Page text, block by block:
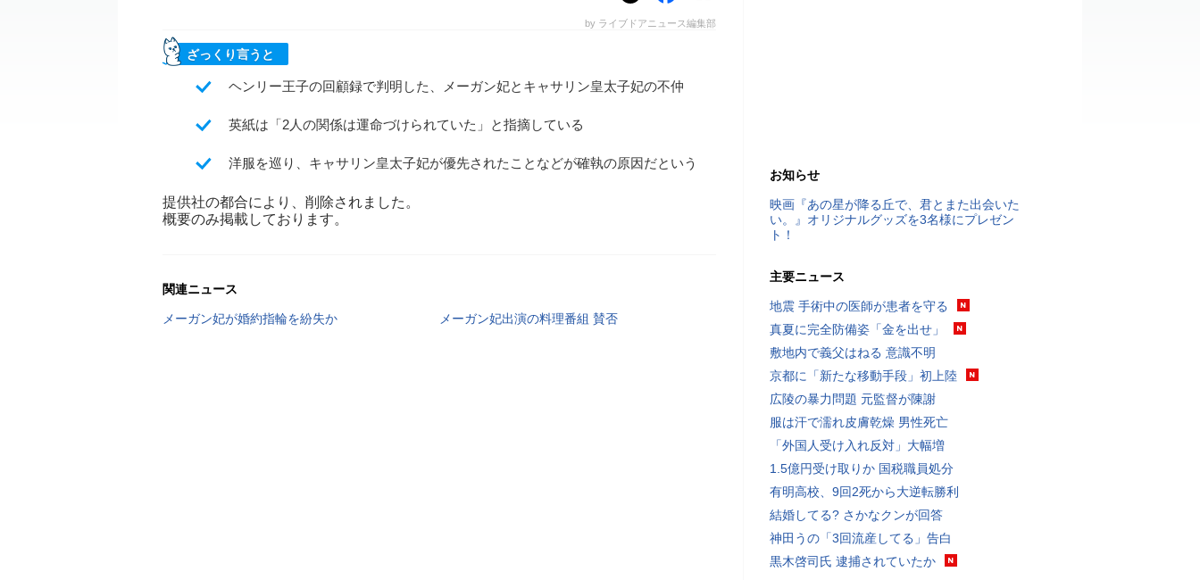
by ライブドアニュース編集部
ざっくり言うと
ヘンリー王子の回顧録で判明した、メーガン妃とキャサリン皇太子妃の不仲
英紙は「2人の関係は運命づけられていた」と指摘している
洋服を巡り、キャサリン皇太子妃が優先されたことなどが確執の原因だという
提供社の都合により、削除されました。
概要のみ掲載しております。
関連ニュース
メーガン妃が婚約指輪を紛失か メーガン妃出演の料理番組 賛否
お知らせ
映画『あの星が降る丘で、君とまた出会いた
い。』オリジナルグッズを3名様にプレゼン
ト！
主要ニュース
地震 手術中の医師が患者を守る
真夏に完全防備姿「金を出せ」
敷地内で義父はねる 意識不明
京都に「新たな移動手段」初上陸
広陵の暴力問題 元監督が陳謝
服は汗で濡れ皮膚乾燥 男性死亡
「外国人受け入れ反対」大幅増
1.5億円受け取りか 国税職員処分
有明高校、9回2死から大逆転勝利
結婚してる? さかなクンが回答
神田うの「3回流産してる」告白
黒木啓司氏 逮捕されていたか